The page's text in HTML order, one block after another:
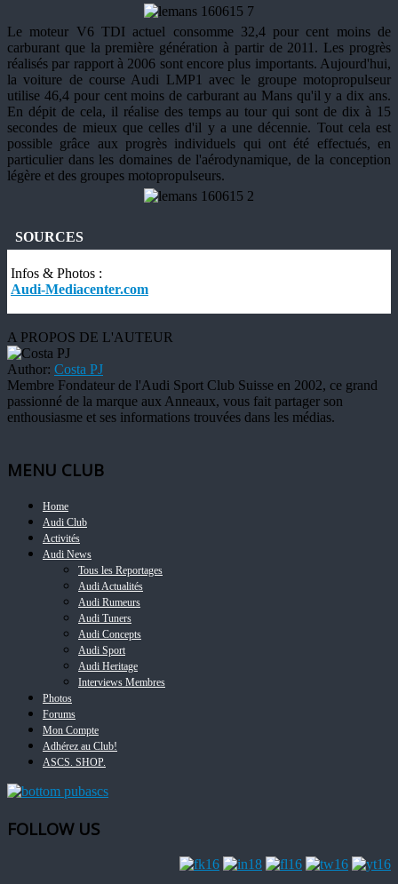
Le moteur V6 TDI actuel consomme 32,4 pour cent moins de
carburant que la première génération à partir de 2011. Les progrès
réalisés par rapport à 2006 sont encore plus importants. Aujourd'hui,
la voiture de course Audi LMP1 avec le groupe motopropulseur
utilise 46,4 pour cent moins de carburant au Mans qu'il y a dix ans.
En dépit de cela, il réalise des temps au tour qui sont de dix à 15
secondes de mieux que celles d'il y a une décennie. Tout cela est
possible grâce aux progrès individuels qui ont été effectués, en
particulier dans les domaines de l'aérodynamique, de la conception
légère et des groupes motopropulseurs.
SOURCES
Infos & Photos :
Audi-Mediacenter.com
A PROPOS DE L'AUTEUR
Author: Costa PJ
Membre Fondateur de l'Audi Sport Club Suisse en 2002, ce grand
passionné de la marque aux Anneaux, vous fait partager son
enthousiasme et ses informations trouvées dans les médias.
MENU CLUB
Home
Audi Club
Activités
Audi News
Tous les Reportages
Audi Actualités
Audi Rumeurs
Audi Tuners
Audi Concepts
Audi Sport
Audi Heritage
Interviews Membres
Photos
Forums
Mon Compte
Adhérez au Club!
ASCS. SHOP.
FOLLOW US